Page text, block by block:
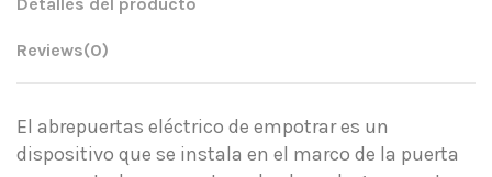
Detalles del producto
Reviews(0)
El abrepuertas eléctrico de empotrar es un
dispositivo que se instala en el marco de la puerta